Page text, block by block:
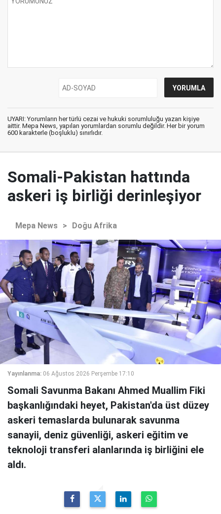
UYARI: Yorumların her türlü cezai ve hukuki sorumluluğu yazan kişiye
aittir. Mepa News, yapılan yorumlardan sorumlu değildir. Her bir yorum
600 karakterle (boşluklu) sınırlıdır.
Somali-Pakistan hattında
askeri iş birliği derinleşiyor
Mepa News > Doğu Afrika
Yayınlanma: 06 Ağustos 2026 Perşembe 17:10
Somali Savunma Bakanı Ahmed Muallim Fiki
başkanlığındaki heyet, Pakistan'da üst düzey
askeri temaslarda bulunarak savunma
sanayii, deniz güvenliği, askeri eğitim ve
teknoloji transferi alanlarında iş birliğini ele
aldı.